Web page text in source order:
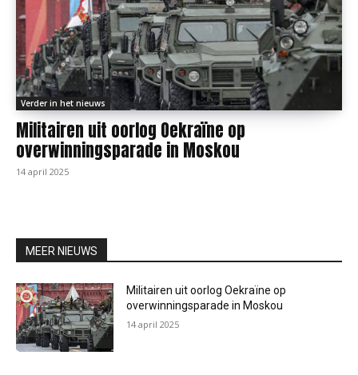
Verder in het nieuws
Militairen uit oorlog Oekraïne op
overwinningsparade in Moskou
14 april 2025
MEER NIEUWS
Militairen uit oorlog Oekraïne op
overwinningsparade in Moskou
14 april 2025